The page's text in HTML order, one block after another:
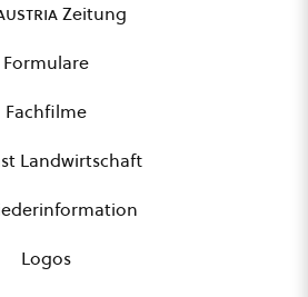
Zeitung
Formulare
Fachfilme
Landwirtschaft
Logos